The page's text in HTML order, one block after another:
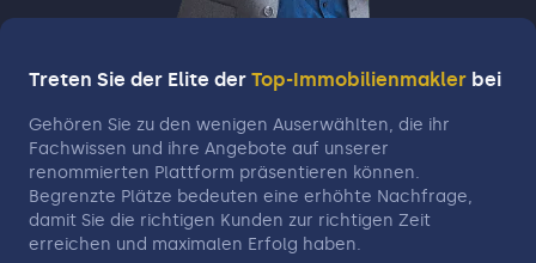
Treten Sie der Elite der Top-Immobilienmakler bei
Gehören Sie zu den wenigen Auserwählten, die ihr
Fachwissen und ihre Angebote auf unserer
renommierten Plattform präsentieren können.
Begrenzte Plätze bedeuten eine erhöhte Nachfrage,
damit Sie die richtigen Kunden zur richtigen Zeit
erreichen und maximalen Erfolg haben.